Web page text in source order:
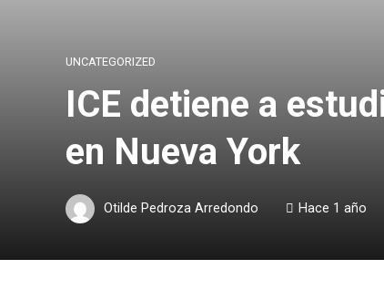
UNCATEGORIZED
ICE detiene a
en Nueva York
Otilde Pedroza Arredondo Hace 1 año